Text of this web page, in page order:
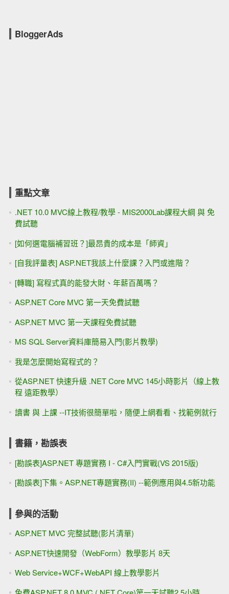
BloggerAds
重點文章
.NET 10.0 MVC線上教程/教學 - MIS2000Lab課程大綱 與 免
費試聽
[如何選電腦補習班？]最昂貴的成本是「師資」
[自我評量表] ASP.NET我該上什麼課？入門或進階？
[轉職] 寫程式真的能發大財、年薪百萬嗎？
ASP.NET Core MVC 第一天免費試聽
ASP.NET MVC 第一天課程免費試聽
MS SQL Server資料庫簡易入門(影片教學)
我是怎麼開始寫程式的？
從ASP.NET 快速升級 .NET Core MVC 145小時影片（線上教
程 遠距教學）
讀書 與 上課 --IT技術很簡單啦，隨便上網看看、找範例就行
書籍，勘誤表
[勘誤表]ASP.NET 專題實務 I - C#入門實戰(VS 2015版)
[勘誤表]下集。ASP.NET專題實務(II) --範例應用與4.5新功能
參與的活動
ASP.NET MVC 完整試聽(影片清單)
ASP.NET快速開發（WebForm）教學影片 8天
Web Service+WCF+WebAPI 線上教學影片